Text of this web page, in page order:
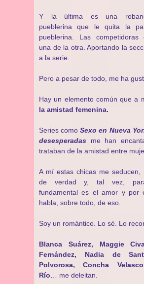
Y la última es una
pueblerina que le quita la
pueblerina. Las competidoras
una de la otra. Aportando la
a la serie.
Pero a pesar de todo, me ha
Hay un elemento común que a
la amistad femenina.
Series como Sexo en Nueva
desesperadas me han
trataban de la amistad entre
A mí estas chicas me seducen,
de verdad y, tal vez,
fundamental es el amor y por
habla, sobre todo, de eso.
Soy un romántico. Lo sé. Lo
Blanca Suárez, Maggie
Fernández, Nadia de
Polvorosa, Concha
Río … me deleitan.